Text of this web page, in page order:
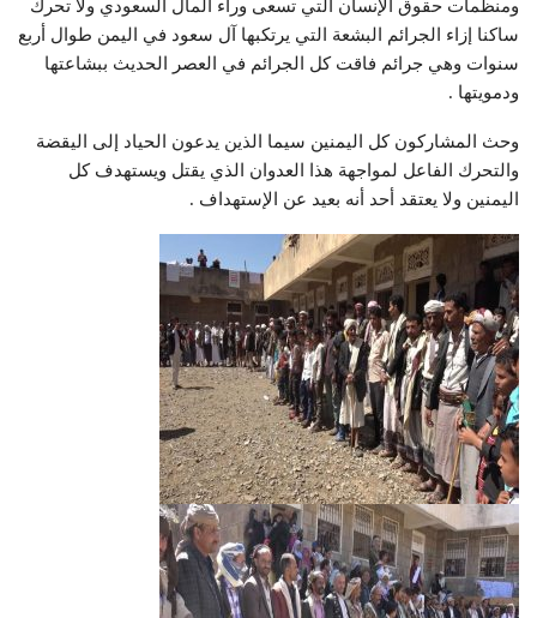
ومنظمات حقوق الإنسان التي تسعى وراء المال السعودي ولا تحرك
ساكنا إزاء الجرائم البشعة التي يرتكبها آل سعود في اليمن طوال أربع
سنوات وهي جرائم فاقت كل الجرائم في العصر الحديث ببشاعتها
ودمويتها .
وحث المشاركون كل اليمنين سيما الذين يدعون الحياد إلى اليقضة
والتحرك الفاعل لمواجهة هذا العدوان الذي يقتل ويستهدف كل
اليمنين ولا يعتقد أحد أنه بعيد عن الإستهداف .